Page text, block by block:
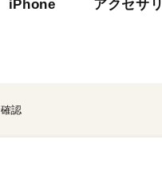
iPhone アクセサリ
認